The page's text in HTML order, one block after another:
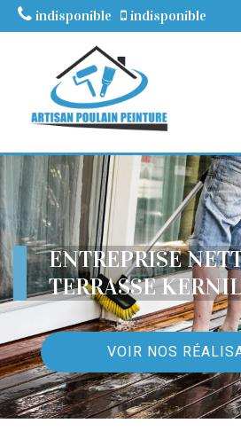
indisponible indisponible
ENTREPRISE
TERRASSE
VOIR NOS